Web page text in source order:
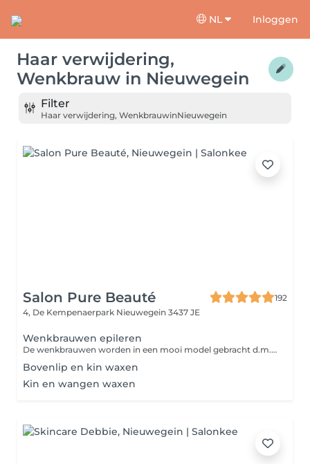
NL Inloggen
Haar verwijdering,
Wenkbrauw in Nieuwegein
Filter
Haar verwijdering, WenkbrauwinNieuwegein
Salon Pure Beauté
192
4, De Kempenaerpark Nieuwegein 3437 JE
Wenkbrauwen epileren
De wenkbrauwen worden in een mooi model gebracht d.m.v. een pincet.
Bovenlip en kin waxen
Kin en wangen waxen